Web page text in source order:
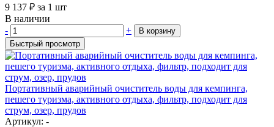
9 137 ₽ за 1 шт
В наличии
-
+
В корзину
Быстрый просмотр
Портативный аварийный очиститель воды для кемпинга,
пешего туризма, активного отдыха, фильтр, подходит для
струм, озер, прудов
Артикул: -